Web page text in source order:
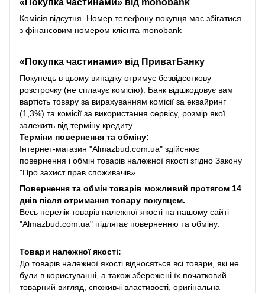
Комісія відсутня. Номер телефону покупця має збігатися
з фінансовим номером клієнта monobank
«Покупка частинами» від ПриватБанку
Покупець в цьому випадку отримує безвідсоткову
розстрочку (не сплачує комісію). Банк відшкодовує вам
вартість товару за вирахуванням комісії за еквайринг
(1,3%) та комісії за використання сервісу, розмір якої
залежить від терміну кредиту.
Терміни повернення та обміну:
Інтернет-магазин "Almazbud.com.ua" здійснює
повернення і обмін товарів належної якості згідно Закону
"Про захист прав споживачів».
Повернення та обмін товарів можливий протягом 14
днів після отримання товару покупцем.
Весь перелік товарів належної якості на нашому сайті
"Almazbud.com.ua" підлягає поверненню та обміну.
Товари належної якості:
До товарів належної якості відносяться всі товари, які не
були в користуванні, а також збережені їх початковий
товарний вигляд, споживчі властивості, оригінальна